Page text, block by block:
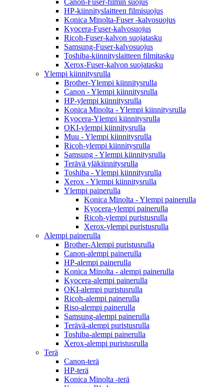
Canon-Fuser-filmin suojus
HP-kiinnityslaitteen filmisuojus
Konica Minolta-Fuser -kalvosuojus
Kyocera-Fuser-kalvosuojus
Ricoh-Fuser-kalvon suojatasku
Samsung-Fuser-kalvosuojus
Toshiba-kiinnityslaitteen filmitasku
Xerox-Fuser-kalvon suojatasku
Ylempi kiinnitysrulla
Brother-Ylempi kiinnitysrulla
Canon - Ylempi kiinnitysrulla
HP-ylempi kiinnitysrulla
Konica Minolta - Ylempi kiinnitysrulla
Kyocera-Ylempi kiinnitysrulla
OKI-ylempi kiinnitysrulla
Muu - Ylempi kiinnitysrulla
Ricoh-ylempi kiinnitysrulla
Samsung - Ylempi kiinnitysrulla
Terävä yläkiinnitysrulla
Toshiba - Ylempi kiinnitysrulla
Xerox - Ylempi kiinnitysrulla
Ylempi painerulla
Konica Minolta - Ylempi painerulla
Kyocera-ylempi painerulla
Ricoh-ylempi puristusrulla
Xerox-ylempi puristusrulla
Alempi painerulla
Brother-Alempi puristusrulla
Canon-alempi painerulla
HP-alempi painerulla
Konica Minolta - alempi painerulla
Kyocera-alempi painerulla
OKI-alempi puristusrulla
Ricoh-alempi painerulla
Riso-alempi painerulla
Samsung-alempi painerulla
Terävä-alempi puristusrulla
Toshiba-alempi painerulla
Xerox-alempi puristusrulla
Terä
Canon-terä
HP-terä
Konica Minolta -terä